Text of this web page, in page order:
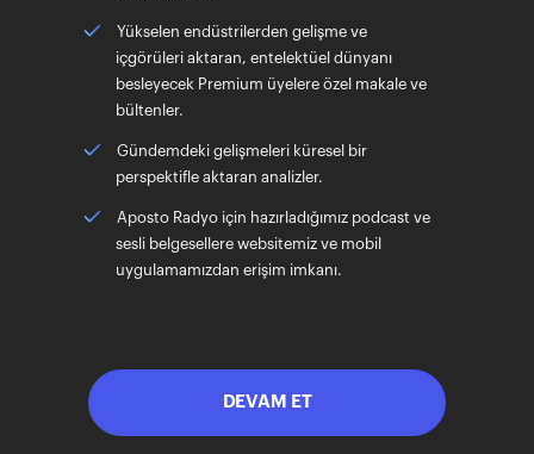
Yükselen endüstrilerden gelişme ve
içgörüleri aktaran, entelektüel dünyanı
besleyecek Premium üyelere özel makale ve
bültenler.
Gündemdeki gelişmeleri küresel bir
perspektifle aktaran analizler.
Aposto Radyo için hazırladığımız podcast ve
sesli belgesellere websitemiz ve mobil
uygulamamızdan erişim imkanı.
DEVAM ET